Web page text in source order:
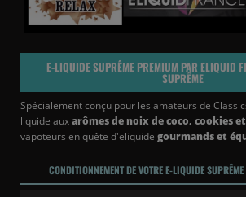
E-LIQUIDE SUPRÊME PREMIUM PAR ELIQUID
SUPRÊME
Spécialement conçu pour les amateurs de
liquide auxarômes de noix de coco, cookies
vapoteurs en quête d'eliquide gourmands et
CONDITIONNEMENT DE VOTRE E-LIQUIDE